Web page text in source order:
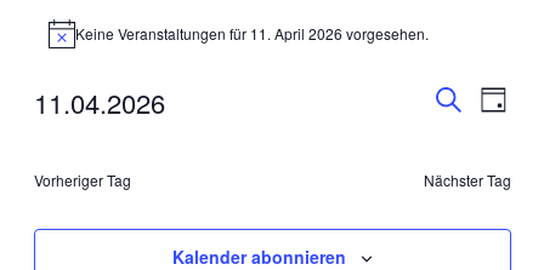
HinweisKeine Veranstaltungen für 11. April 2026 vorgesehen.
Tag
11.04.2026
Vorheriger Tag
Nächster Tag
Kalender abonnieren